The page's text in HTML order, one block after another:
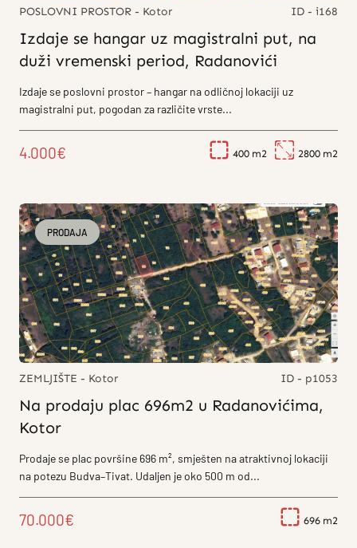
POSLOVNI PROSTOR - Kotor ID - i168
Izdaje se hangar uz magistralni put, na
duži vremenski period, Radanovići
Izdaje se poslovni prostor – hangar na odličnoj lokaciji uz
magistralni put, pogodan za različite vrste...
4.000€ 400 2800
PRODAJA
ZEMLJIŠTE - Kotor ID - p1053
Na prodaju plac 696m2 u Radanovićima,
Kotor
Prodaje se plac površine 696 m², smješten na atraktivnoj lokaciji
na potezu Budva–Tivat. Udaljen je oko 500 m od...
70.000€ 696